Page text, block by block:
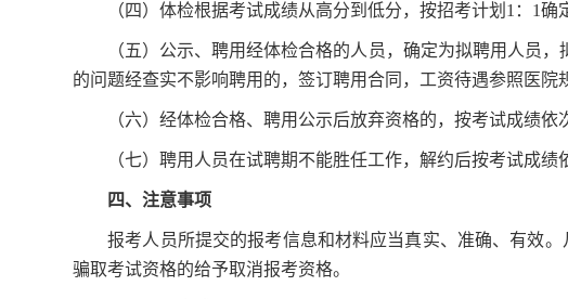
（四）体检根据考试成绩从高分到低分，按招考计划1：1
（五）公示、聘用经体检合格的人员，确定为拟聘用人员
的问题经查实不影响聘用的，签订聘用合同，工资待遇参照医院
（六）经体检合格、聘用公示后放弃资格的，按考试成绩依
（七）聘用人员在试聘期不能胜任工作，解约后按考试成绩
四、注意事项
报考人员所提交的报考信息和材料应当真实、准确、有效
骗取考试资格的给予取消报考资格。